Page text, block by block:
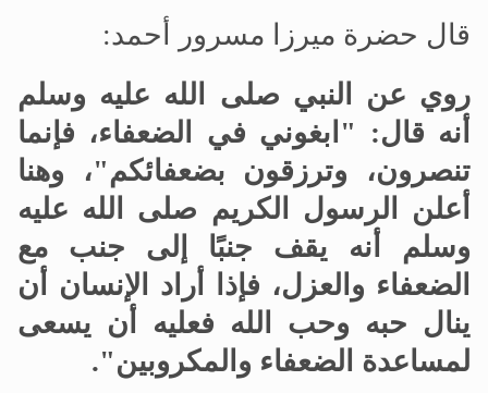
قال حضرة ميرزا مسرور أحمد:
روي عن النبي صلى الله عليه وسلم
أنه قال: "ابغوني في الضعفاء، فإنما
تنصرون، وترزقون بضعفائكم"، وهنا
أعلن الرسول الكريم صلى الله عليه
وسلم أنه يقف جنبًا إلى جنب مع
الضعفاء والعزل، فإذا أراد الإنسان أن
ينال حبه وحب الله فعليه أن يسعى
لمساعدة الضعفاء والمكروبين".